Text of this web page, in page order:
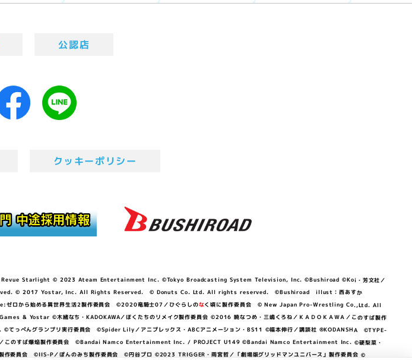
公認店
クッキーポリシー
Starlight © 2023 Ateam Entertainment Inc. ©Tokyo Broadcasting System Television, Inc. ©Bushiroad ©Koi・芳文社／
© 2017 Yostar, Inc. All Rights Reserved. © Donuts Co. Ltd. All rights reserved. ©Bushiroad illust：西あすか
ロから始める異世界生活2製作委員会 ©2020竜騎士07／ひぐらしのなく頃に製作委員会 © New Japan Pro-Wrestling Co.,Ltd. All
©木緒なち・KADOKAWA／ぼくたちのリメイク製作委員会 ©2016 暁なつめ・三嶋くろね／ＫＡＤＯＫＡＷＡ／このすば製作
ぺんグランプリ実行委員会 ©Spider Lily／アニプレックス・ABCアニメーション・BS11 ©福本伸行／講談社 ®KODANSHA ©TYPE-
／このすば爆焔製作委員会 ©Bandai Namco Entertainment Inc. / PROJECT U149 ©Bandai Namco Entertainment Inc. ©硬梨菜・
作委員会 ©IIS-P／ぽんのみち製作委員会 ©円谷プロ ©2023 TRIGGER・雨宮哲／「劇場版グリッドマンユニバース」製作委員会 ©